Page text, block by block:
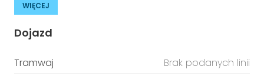
WIĘCEJ
Dojazd
Tramwaj
Brak podanych linii